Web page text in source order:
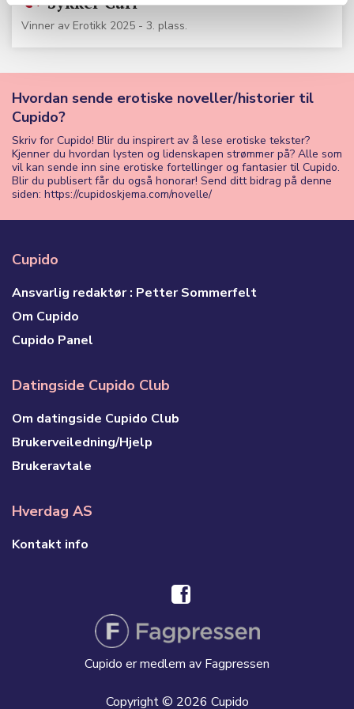
Vinner av Erotikk 2025 - 3. plass.
Hvordan sende erotiske noveller/historier til
Cupido?
Skriv for Cupido! Blir du inspirert av å lese erotiske tekster?
Kjenner du hvordan lysten og lidenskapen strømmer på? Alle som
vil kan sende inn sine erotiske fortellinger og fantasier til Cupido.
Blir du publisert får du også honorar! Send ditt bidrag på denne
siden: https://cupidoskjema.com/novelle/
Cupido
Ansvarlig redaktør : Petter Sommerfelt
Om Cupido
Cupido Panel
Datingside Cupido Club
Om datingside Cupido Club
Brukerveiledning/Hjelp
Brukeravtale
Hverdag AS
Kontakt info
Cupido er medlem av Fagpressen
Copyright © 2026 Cupido